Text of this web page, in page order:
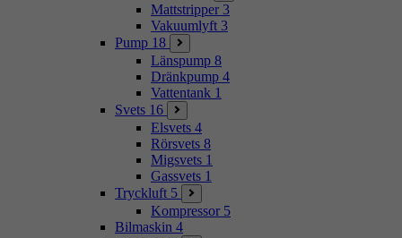
Mattstripper 3
Vakuumlyft 3
Pump 18
Länspump 8
Dränkpump 4
Vattentank 1
Svets 16
Elsvets 4
Rörsvets 8
Migsvets 1
Gassvets 1
Tryckluft 5
Kompressor 5
Bilmaskin 4